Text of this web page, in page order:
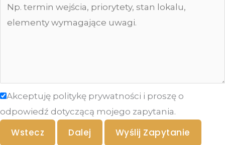
Akceptuję politykę prywatności i proszę o
odpowiedź dotyczącą mojego zapytania.
Wstecz Dalej Wyślij Zapytanie